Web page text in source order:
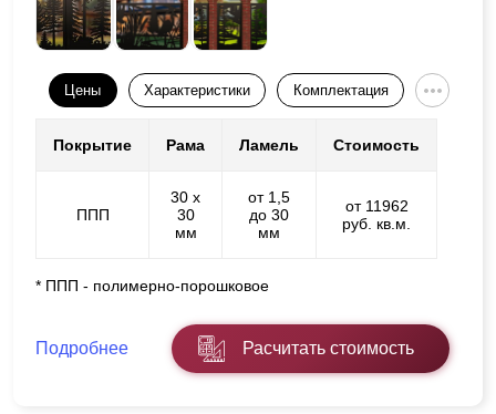
Цены Характеристики Комплектация
Покрытие Рама Ламель Стоимость
ППП
30 х
30
мм
от 1,5
до 30
мм
от 11962
руб. кв.м.
* ППП - полимерно-порошковое
Подробнее Расчитать стоимость